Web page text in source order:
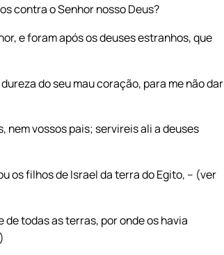
contra o Senhor nosso Deus?
e foram após os deuses estranhos, que
do seu mau coração, para me não dar
nem vossos pais; servireis ali a deuses
os filhos de Israel da terra do Egito, – (ver
de todas as terras, por onde os havia